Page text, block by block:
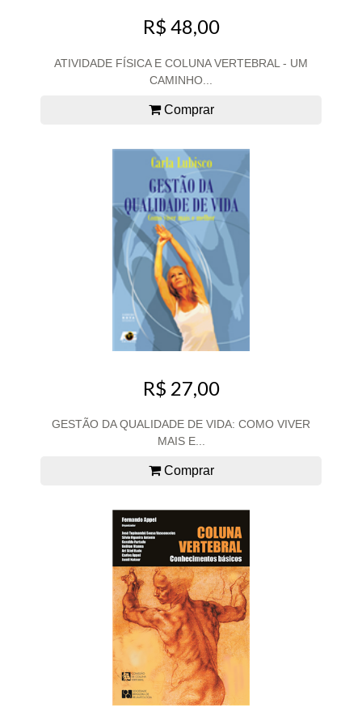
R$ 48,00
ATIVIDADE FÍSICA E COLUNA VERTEBRAL - UM
CAMINHO...
Comprar
R$ 27,00
GESTÃO DA QUALIDADE DE VIDA: COMO VIVER
MAIS E...
Comprar